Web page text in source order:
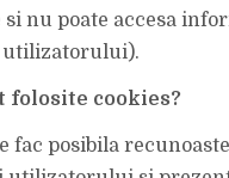
si nu poate accesa
folosite cookies?
fac posibila